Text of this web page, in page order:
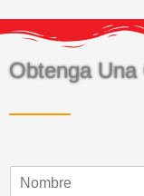
Obtenga Una